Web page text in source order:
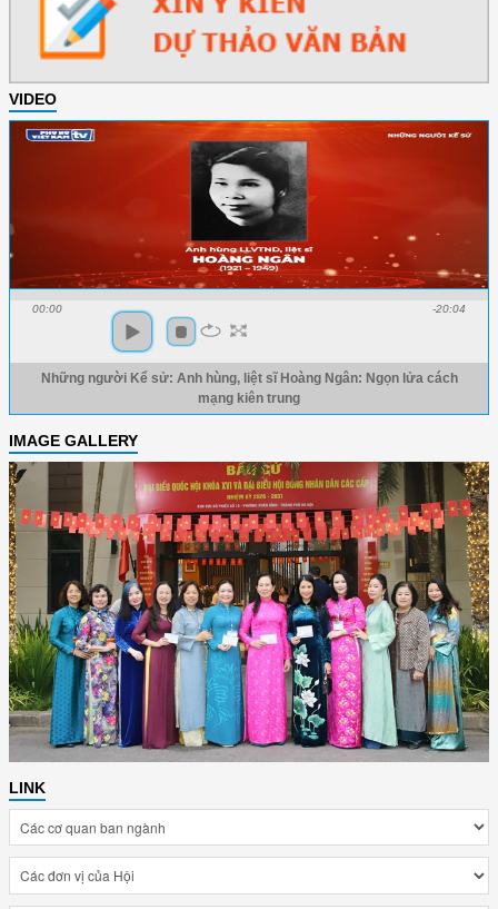
VIDEO
00:00 -20:04
Những người Kể sử: Anh hùng, liệt sĩ Hoàng Ngân: Ngọn lửa cách
mạng kiên trung
IMAGE GALLERY
LINK